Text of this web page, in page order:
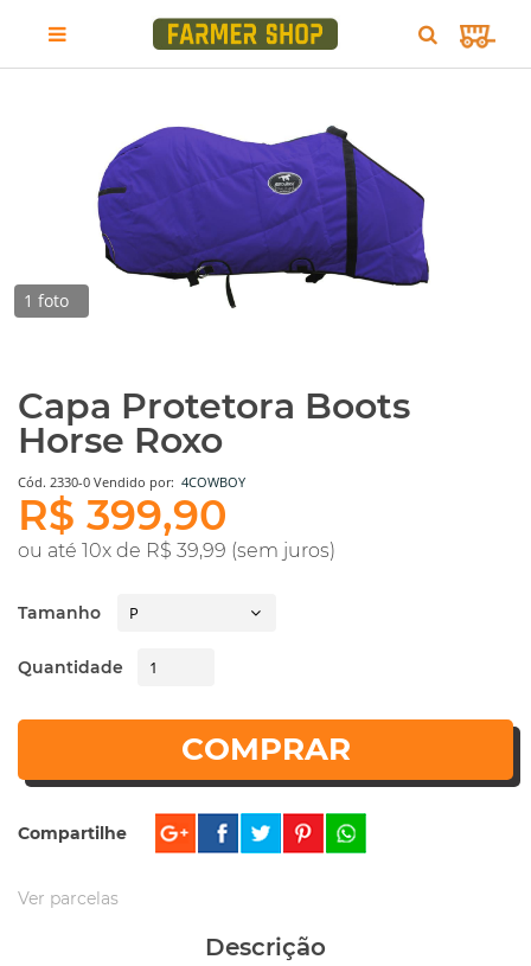
1 foto
Capa Protetora Boots
Horse Roxo
Cód. 2330-0 Vendido por: 4COWBOY
R$ 399,90
ou até 10x de R$ 39,99 (sem juros)
Tamanho
Quantidade
COMPRAR
Compartilhe
Ver parcelas
Descrição